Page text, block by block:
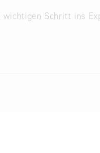
wichtigen Schritt ins